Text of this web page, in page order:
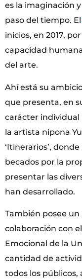
es la imaginación
paso del tiempo. El
inicios, en 2017,
capacidad
del arte.
Ahí está su
que presenta, en
carácter individual
la artista nipona
‘Itinerarios’,
becados por la
presentar las
han desarrollado.
También posee
colaboración con
Emocional de la
cantidad de
todos los públicos,